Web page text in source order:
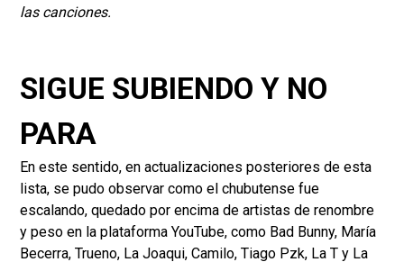
las canciones.
SIGUE SUBIENDO Y NO
PARA
En este sentido, en actualizaciones posteriores de esta
lista, se pudo observar como el chubutense fue
escalando, quedado por encima de artistas de renombre
y peso en la plataforma YouTube, como Bad Bunny, María
Becerra, Trueno, La Joaqui, Camilo, Tiago Pzk, La T y La